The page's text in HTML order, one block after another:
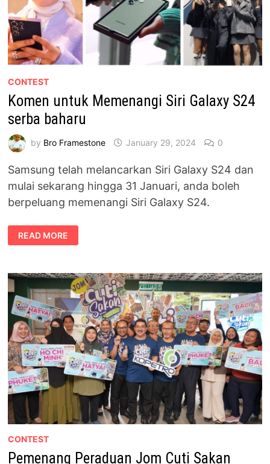
CONTEST
Komen untuk Memenangi Siri Galaxy S24
serba baharu
by Bro Framestone January 29, 2024 0
Samsung telah melancarkan Siri Galaxy S24 dan
mulai sekarang hingga 31 Januari, anda boleh
berpeluang memenangi Siri Galaxy S24.
KOMEN
UNTUK
MEMENANGI
S24
SERBA
BAHARU
READ MORE
CONTEST
Pemenang Peraduan Jom Cuti Sakan